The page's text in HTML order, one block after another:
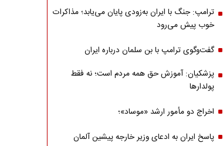
ترامپ: جنگ با ایران به‌زودی پایان می‌یابد؛ مذاکرات
خوب پیش می‌رود
گفت‌وگوی ترامپ با بن سلمان درباره ایران
پزشکیان: آموزش حق همه مردم است؛ نه فقط
پولدارها
اخراج دو مأمور ارشد «موساد»؛
پاسخ ایران به ادعای وزیر خارجه پیشین آلمان